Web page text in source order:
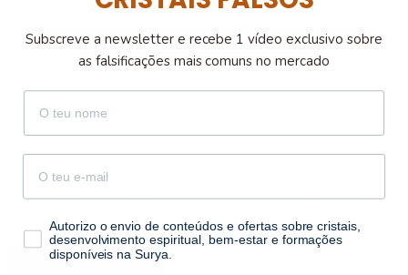
Nome
desenvolvimento espiritual, bem-estar e formações disponíveis na
Surya. Confirmo que li e aceito apolítica de privacidadee ostermos
Subscreve a newsletter e recebe 1 vídeo exclusivo sobre
as falsificações mais comuns no mercado
nome
email
consentimento
Autorizo o envio de conteúdos e ofertas sobre cristais,
desenvolvimento espiritual, bem-estar e formações
disponíveis na Surya.